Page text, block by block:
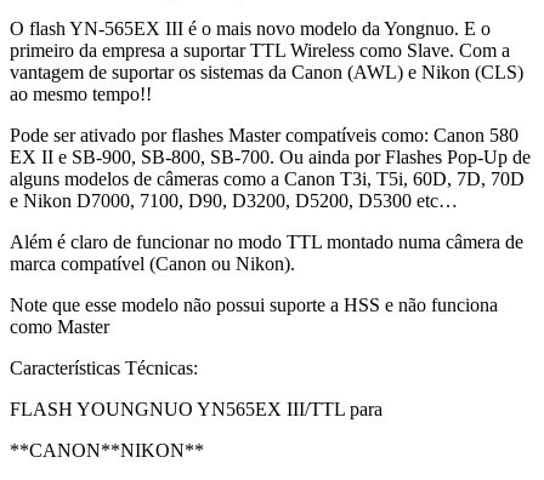
O flash YN-565EX III é o mais novo modelo da Yongnuo. E o
primeiro da empresa a suportar TTL Wireless como Slave. Com a
vantagem de suportar os sistemas da Canon (AWL) e Nikon (CLS)
ao mesmo tempo!!
Pode ser ativado por flashes Master compatíveis como: Canon 580
EX II e SB-900, SB-800, SB-700. Ou ainda por Flashes Pop-Up de
alguns modelos de câmeras como a Canon T3i, T5i, 60D, 7D, 70D
e Nikon D7000, 7100, D90, D3200, D5200, D5300 etc…
Além é claro de funcionar no modo TTL montado numa câmera de
marca compatível (Canon ou Nikon).
Note que esse modelo não possui suporte a HSS e não funciona
como Master
Características Técnicas:
FLASH YOUNGNUO YN565EX III/TTL para
**CANON**NIKON**